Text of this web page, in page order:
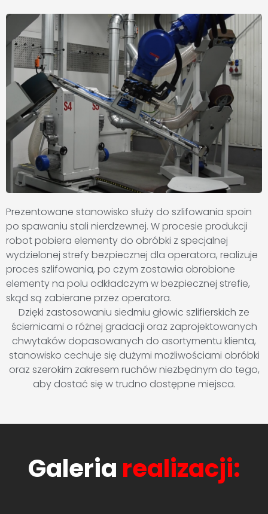
Prezentowane stanowisko służy do szlifowania spoin
po spawaniu stali nierdzewnej. W procesie produkcji
robot pobiera elementy do obróbki z specjalnej
wydzielonej strefy bezpiecznej dla operatora, realizuje
proces szlifowania, po czym zostawia obrobione
elementy na polu odkładczym w bezpiecznej strefie,
skąd są zabierane przez operatora.
Dzięki zastosowaniu siedmiu głowic szlifierskich ze
ściernicami o różnej gradacji oraz zaprojektowanych
chwytaków dopasowanych do asortymentu klienta,
stanowisko cechuje się dużymi możliwościami obróbki
oraz szerokim zakresem ruchów niezbędnym do tego,
aby dostać się w trudno dostępne miejsca.
Galeria realizacji: